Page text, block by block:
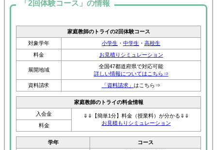
「2回体験コース」の情報
家庭教師のトライの2回体験コース
対象学年
小学生 ・ 中学生 ・ 高校生
料金
お見積りシミュレーション
展開地域
全国47都道府県で対応可能
詳しい情報についてはこちら⇒
資料請求
「資料請求」 はこちら⇒
家庭教師のトライの料金情報
入会金
⇓⇓【簡単1分】料金（授業料）が分かる⇓⇓
お見積もりシミュレーション
料金
学年 コース